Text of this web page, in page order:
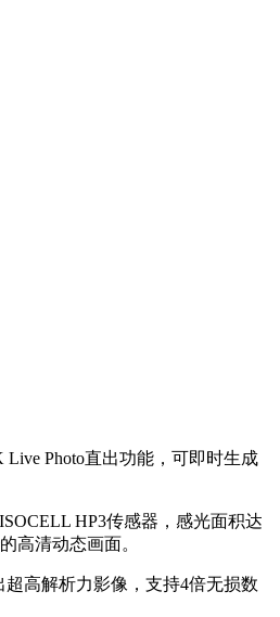
Photo直出功能，可即时生成
HP3传感器，感光面积达
高清动态画面。
高解析力影像，支持4倍无损数